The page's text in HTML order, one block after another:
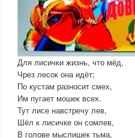
Для лисички жизнь, что мёд,
Чрез лесок она идёт;
По кустам разносит смех,
Им пугает мошек всех.
Тут лисе навстречу лев,
Шёл к лисичке он сомлев,
В голове мыслишек тьма,